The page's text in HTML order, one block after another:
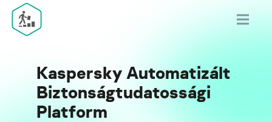
Kaspersky Automatizált
Biztonságtudatossági
Platform